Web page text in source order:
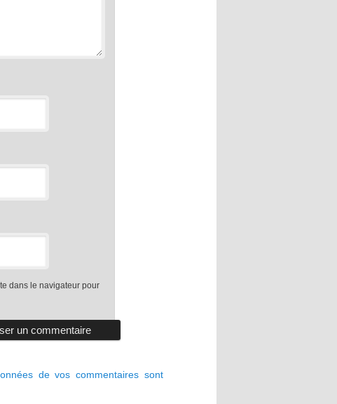
dans le navigateur pour
de vos commentaires sont